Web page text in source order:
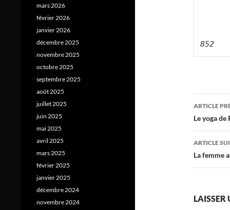
852
des
ARTICLE
Le yoga de
ARTICLE
La femme
LAISSER
mars 2026
février 2026
janvier 2026
décembre 2025
novembre 2025
octobre 2025
septembre 2025
août 2025
juillet 2025
juin 2025
mai 2025
avril 2025
mars 2025
février 2025
janvier 2025
décembre 2024
novembre 2024